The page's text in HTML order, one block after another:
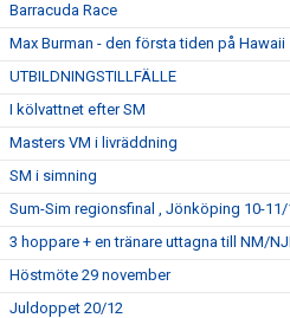
Barracuda Race
Max Burman - den första tiden på Hawaii
UTBILDNINGSTILLFÄLLE
I kölvattnet efter SM
Masters VM i livräddning
SM i simning
Sum-Sim regionsfinal , Jönköping 10-11/
3 hoppare + en tränare uttagna till NM/
Höstmöte 29 november
Juldoppet 20/12